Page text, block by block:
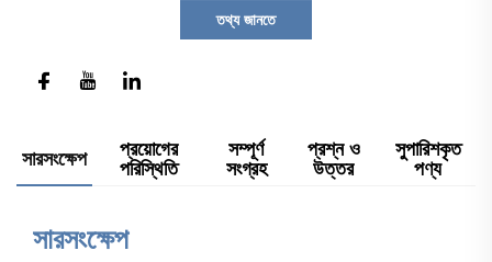
তথ্য জানতে
সারসংক্ষেপ
প্রয়োগের
পরিস্থিতি
সম্পূর্ণ
সংগ্রহ
প্রশ্ন ও
উত্তর
সুপারিশকৃত
পণ্য
সারসংক্ষেপ